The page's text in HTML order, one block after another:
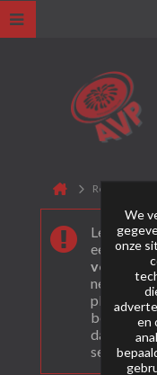
Registreer
Leuk dat
eerste
veel
nemen en
plaatsen
berichten
dat je wil
selectie.
We
onze
en